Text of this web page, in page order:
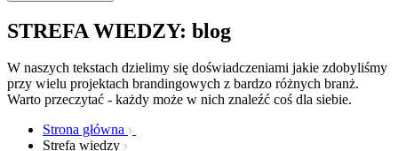
STREFA WIEDZY: blog
W naszych tekstach dzielimy się doświadczeniami jakie zdobyliśmy
przy wielu projektach brandingowych z bardzo różnych branż.
Warto przeczytać - każdy może w nich znaleźć coś dla siebie.
Strona główna
Strefa wiedzy